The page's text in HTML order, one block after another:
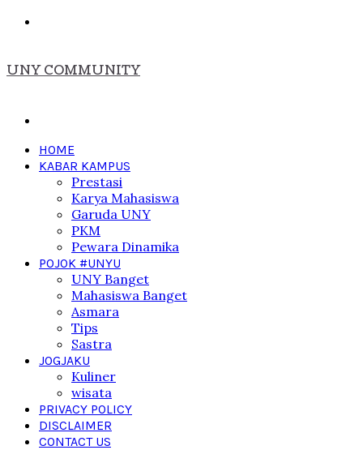
UNY COMMUNITY
HOME
KABAR KAMPUS
Prestasi
Karya Mahasiswa
Garuda UNY
PKM
Pewara Dinamika
POJOK #UNYU
UNY Banget
Mahasiswa Banget
Asmara
Tips
Sastra
JOGJAKU
Kuliner
wisata
PRIVACY POLICY
DISCLAIMER
CONTACT US